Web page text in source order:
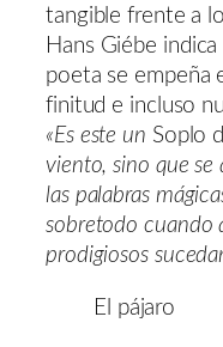
tangible frente a
Hans Giébe
poeta se empeña
finitud e incluso
«Es este un Soplo
viento, sino que
las palabras
sobretodo cuando
prodigiosos
El pájaro